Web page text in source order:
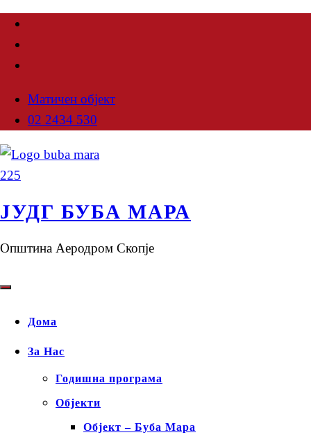
Матичен објект
02 2434 530
ЈУДГ БУБА МАРА
Општина Аеродром Скопје
Дома
За Нас
Годишна програма
Објекти
Објект – Буба Мара